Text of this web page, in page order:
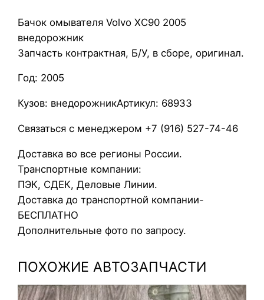
Б
а
ч
к
о
м
ы
а
т
е
л
я
V
l
o
Бачок омывателя Volvo XC90 2005
внедорожник
Запчасть контрактная, Б/У, в сборе, оригинал.
Год: 2005
Кузов: внедорожникАртикул: 68933
Связаться с менеджером +7 (916) 527-74-46
Доставка во все регионы России.
Транспортные компании:
ПЭК, СДЕК, Деловые Линии.
Доставка до транспортной компании-
БЕСПЛАТНО
Дополнительные фото по запросу.
ПОХОЖИЕ АВТОЗАПЧАСТИ